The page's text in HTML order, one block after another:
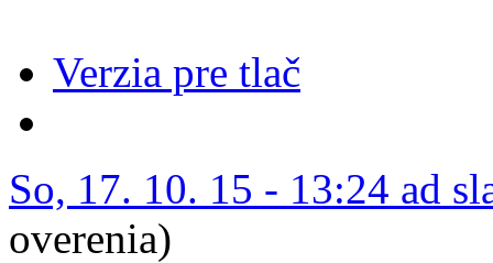
Verzia pre tlač
So, 17. 10. 15 - 13:24 ad
overenia)